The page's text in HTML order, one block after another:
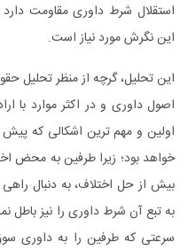
استقلال شرط داوری مقاومت دارد
این نگرش مورد نیاز است.
این تحلیل، گرچه از منظر تحلیل
اصول داوری و در اکثر موارد با
اولین و مهم ترین اشکالی که
خواهد بود؛ زیرا طرفین به محض
بیش از حل اختلاف، به دنبال راهی
به تبع آن شرط داوری را نیز باطل
سرعتی که طرفین را به داوری